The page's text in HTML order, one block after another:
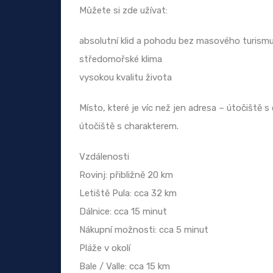
Můžete si zde užívat:
absolutní klid a pohodu bez masového turismu
středomořské klima
vysokou kvalitu života
Místo, které je víc než jen adresa – útočiště s
útočiště s charakterem.
Vzdálenosti
Rovinj: přibližně 20 km
Letiště Pula: cca 32 km
Dálnice: cca 15 minut
Nákupní možnosti: cca 5 minut
Pláže v okolí
Bale / Valle: cca 15 km